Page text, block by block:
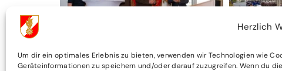
Herzlich
Um dir ein optimales Erlebnis zu bieten, verwenden wir Technologien wie
Geräteinformationen zu speichern und/oder darauf zuzugreifen. Wenn du